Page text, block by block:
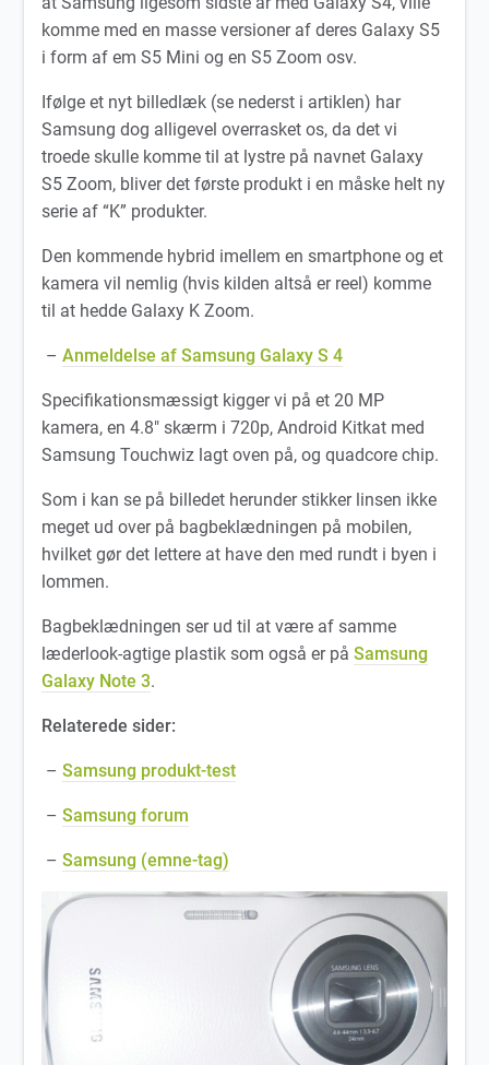
komme med en masse versioner af deres Galaxy S5
i form af em S5 Mini og en S5 Zoom osv.
Ifølge et nyt billedlæk (se nederst i artiklen) har
Samsung dog alligevel overrasket os, da det vi
troede skulle komme til at lystre på navnet Galaxy
S5 Zoom, bliver det første produkt i en måske helt ny
serie af “K” produkter.
Den kommende hybrid imellem en smartphone og et
kamera vil nemlig (hvis kilden altså er reel) komme
til at hedde Galaxy K Zoom.
–Anmeldelse af Samsung Galaxy S 4
Specifikationsmæssigt kigger vi på et 20 MP
kamera, en 4.8″ skærm i 720p, Android Kitkat med
Samsung Touchwiz lagt oven på, og quadcore chip.
Som i kan se på billedet herunder stikker linsen ikke
meget ud over på bagbeklædningen på mobilen,
hvilket gør det lettere at have den med rundt i byen i
lommen.
Bagbeklædningen ser ud til at være af samme
læderlook-agtige plastik som også er påSamsung
Galaxy Note 3.
Relaterede sider:
–Samsung produkt-test
–Samsung forum
–Samsung (emne-tag)